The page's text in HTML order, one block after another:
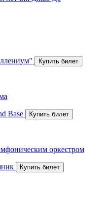
Base
оркестром